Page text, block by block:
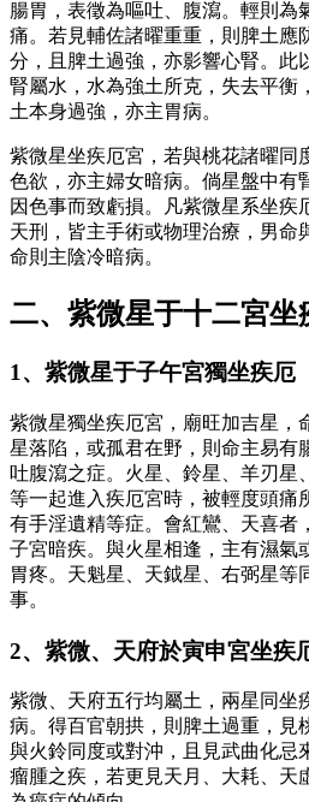
腸胃，表徵為嘔吐、腹瀉。輕則為
痛。若見輔佐諸曜重重，則脾土應
分，且脾土過強，亦影響心腎。此
腎屬水，水為強土所克，失去平衡
土本身過強，亦主胃病。
紫微星坐疾厄宮，若與桃花諸曜同
色欲，亦主婦女暗病。倘星盤中有
因色事而致虧損。凡紫微星系坐疾
天刑，皆主手術或物理治療，男命
命則主陰冷暗病。
二、紫微星于十二宮坐
1、紫微星于子午宮獨坐疾厄
紫微星獨坐疾厄宮，廟旺加吉星，
星落陷，或孤君在野，則命主易有
吐腹瀉之症。火星、鈴星、羊刃星
等一起進入疾厄宮時，被輕度頭痛
有手淫遺精等症。會紅鸞、天喜者
子宮暗疾。與火星相逢，主有濕氣
胃疼。天魁星、天鉞星、右弼星等
事。
2、紫微、天府於寅申宮坐疾
紫微、天府五行均屬土，兩星同坐
病。得百官朝拱，則脾土過重，見
與火鈴同度或對沖，且見武曲化忌
瘤腫之疾，若更見天月、大耗、天